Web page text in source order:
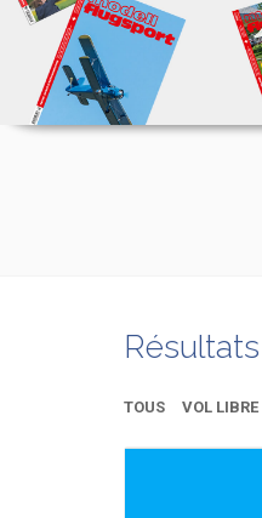
Résultats
TOUS VOL LIBRE